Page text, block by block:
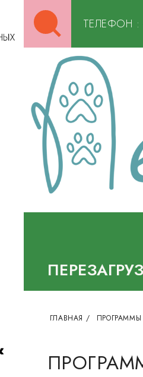
for:
ТЕЛЕФОН :
ГЛАВНАЯ /